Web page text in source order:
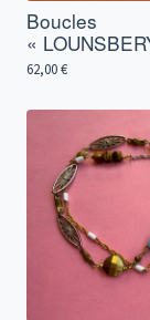
Boucles
«
62,00€